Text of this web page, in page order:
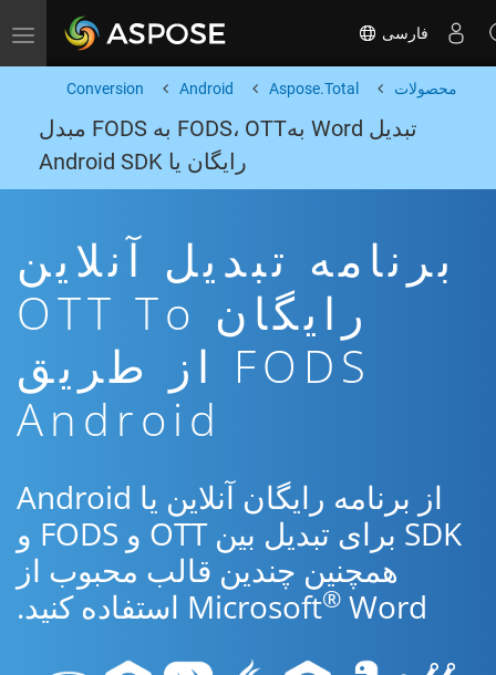
Toggle navigation فارسی
محصولات Aspose.Total
Android
Conversion
تبدیل Word بهFODS، OTT به FODS مبدل
رایگان یا Android SDK
برنامه تبدیل آنلاین
رایگان OTT To
FODS از طریق
Android
از برنامه رایگان آنلاین یا Android
SDK برای تبدیل بین OTT و FODS و
همچنین چندین قالب محبوب از
Microsoft® Word استفاده کنید.